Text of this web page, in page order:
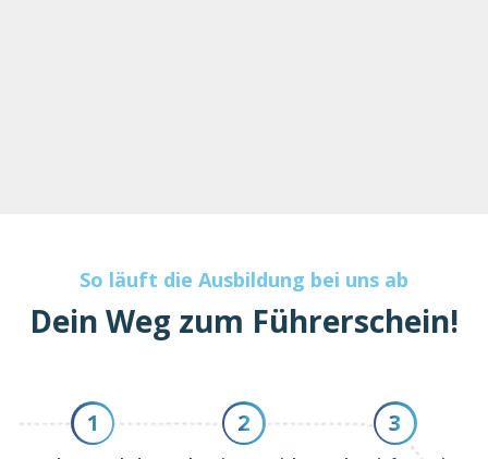
So läuft die Ausbildung bei uns ab
Dein Weg zum Führerschein!
1 2 3